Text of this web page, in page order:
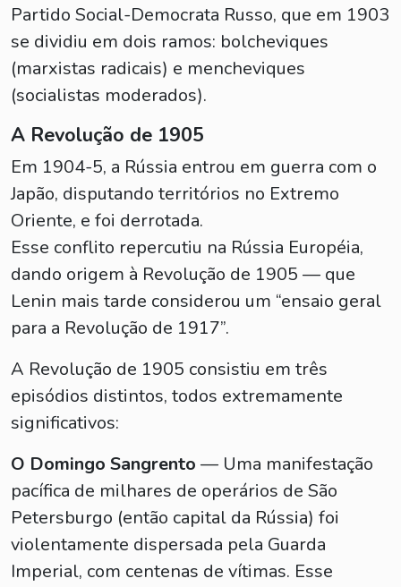
Partido Social-Democrata Russo, que em 1903
se dividiu em dois ramos: bolcheviques
(marxistas radicais) e mencheviques
(socialistas moderados).
A Revolução de 1905
Em 1904-5, a Rússia entrou em guerra com o
Japão, disputando territórios no Extremo
Oriente, e foi derrotada.
Esse conflito repercutiu na Rússia Européia,
dando origem à Revolução de 1905 — que
Lenin mais tarde considerou um “ensaio geral
para a Revolução de 1917”.
A Revolução de 1905 consistiu em três
episódios distintos, todos extremamente
significativos:
O Domingo Sangrento — Uma manifestação
pacífica de milhares de operários de São
Petersburgo (então capital da Rússia) foi
violentamente dispersada pela Guarda
Imperial, com centenas de vítimas. Esse